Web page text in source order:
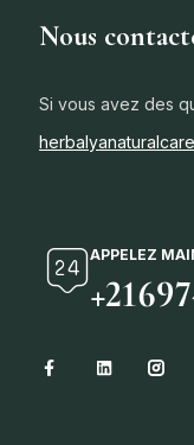
Nous
Si vous avez des
APPELEZ